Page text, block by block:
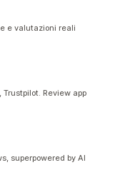
e valutazioni reali
Review app
superpowered by AI